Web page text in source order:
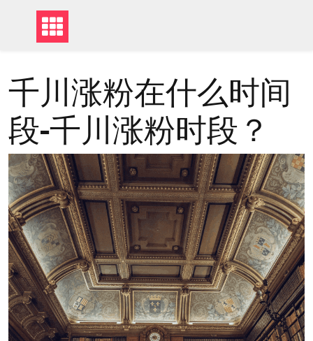
千川涨粉在什么时间
段-千川涨粉时段？